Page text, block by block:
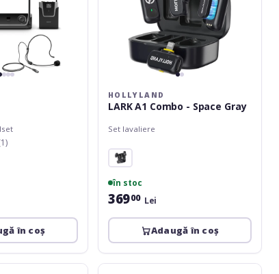
în coș
HOLLYLAND
LARK A1 Combo - Space Gray
Set lavaliere
în stoc
36900 Lei
Adaugă în coș
Omnitronic